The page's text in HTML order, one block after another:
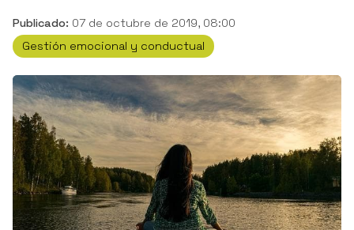
Publicado: 07 de octubre de 2019, 08:00
Gestión emocional y conductual